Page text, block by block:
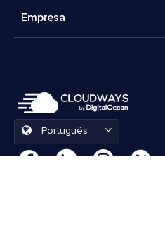
Empresa
Português